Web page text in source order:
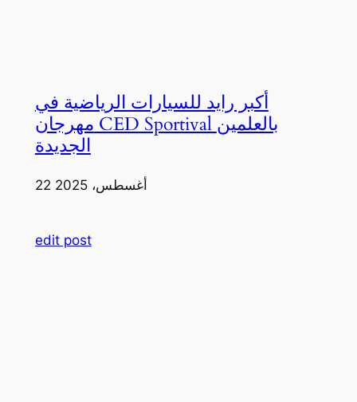
أكبر رايد للسيارات الرياضية في
مهرجان CED Sportival بالعلمين
الجديدة
22 أغسطس، 2025
edit post